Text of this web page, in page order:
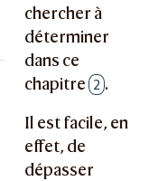
chercher à
déterminer
dans ce
chapitre 2 .
Il est facile, en
effet, de
dépasser